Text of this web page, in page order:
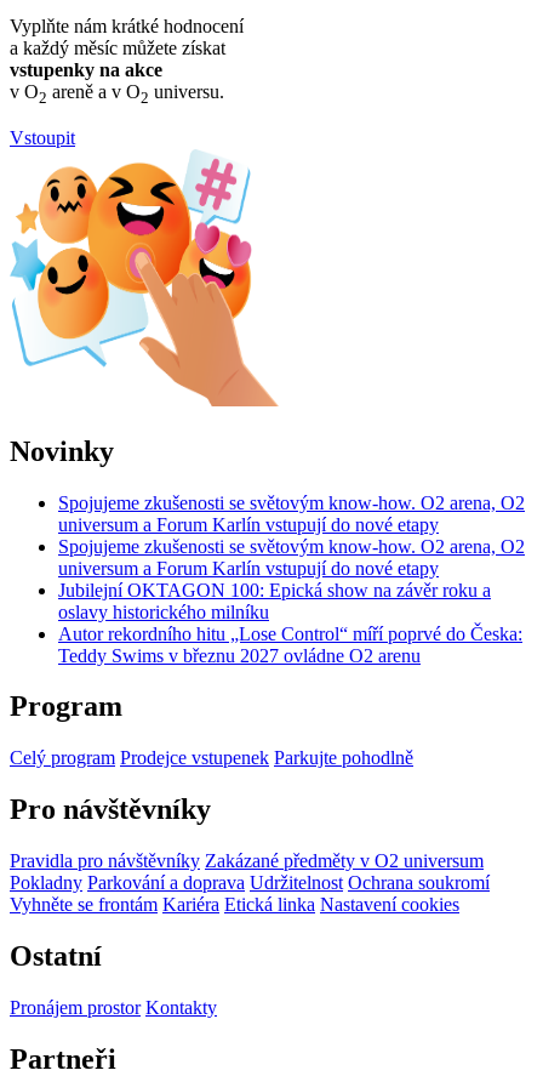
Vyplňte nám krátké hodnocení
a každý měsíc můžete získat
vstupenky na akce
v O2 areně a v O2 universu.
Vstoupit
Novinky
Spojujeme zkušenosti se světovým know-how. O2 arena, O2
universum a Forum Karlín vstupují do nové etapy
Spojujeme zkušenosti se světovým know-how. O2 arena, O2
universum a Forum Karlín vstupují do nové etapy
Jubilejní OKTAGON 100: Epická show na závěr roku a
oslavy historického milníku
Autor rekordního hitu „Lose Control“ míří poprvé do Česka:
Teddy Swims v březnu 2027 ovládne O2 arenu
Program
Celý program Prodejce vstupenek Parkujte pohodlně
Pro návštěvníky
Pravidla pro návštěvníky Zakázané předměty v O2 universum
Pokladny Parkování a doprava Udržitelnost Ochrana soukromí
Vyhněte se frontám Kariéra Etická linka Nastavení cookies
Ostatní
Pronájem prostor Kontakty
Partneři